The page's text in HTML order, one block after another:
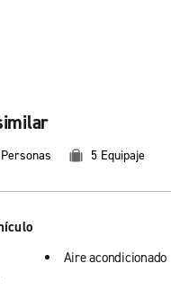
5 Equipaje
Aire acondicionado